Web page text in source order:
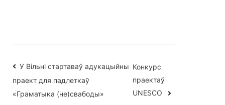
Навігацыя
па
У Вільні стартаваў адукацыйны
праект для падлеткаў
«Граматыка (не)свабоды»
Конкурс
праектаў
UNESCO